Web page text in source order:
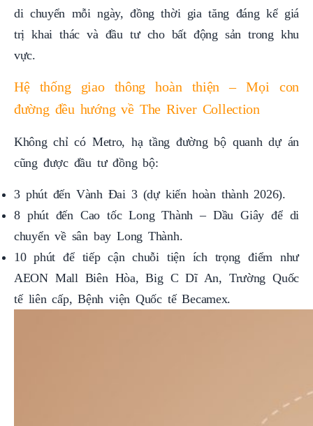
di chuyển mỗi ngày, đồng thời gia tăng đáng kể giá
trị khai thác và đầu tư cho bất động sản trong khu
vực.
Hệ thống giao thông hoàn thiện – Mọi con
đường đều hướng về The River Collection
Không chỉ có Metro, hạ tầng đường bộ quanh dự án
cũng được đầu tư đồng bộ:
3 phút đến Vành Đai 3 (dự kiến hoàn thành 2026).
8 phút đến Cao tốc Long Thành – Dầu Giây để di
chuyển về sân bay Long Thành.
10 phút để tiếp cận chuỗi tiện ích trọng điểm như
AEON Mall Biên Hòa, Big C Dĩ An, Trường Quốc
tế liên cấp, Bệnh viện Quốc tế Becamex.